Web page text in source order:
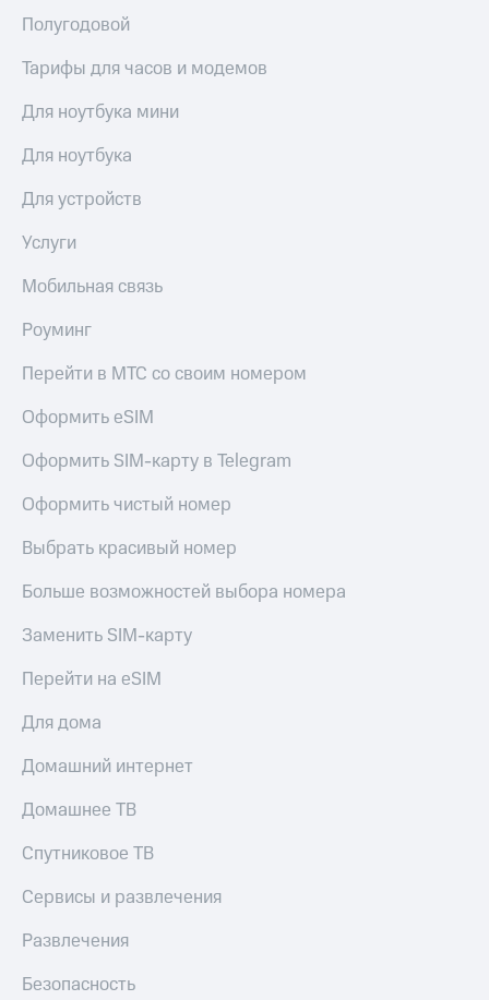
Полугодовой
Тарифы для часов и модемов
Для ноутбука мини
Для ноутбука
Для устройств
Услуги
Мобильная связь
Роуминг
Перейти в МТС со своим номером
Оформить eSIM
Оформить SIM-карту в Telegram
Оформить чистый номер
Выбрать красивый номер
Больше возможностей выбора номера
Заменить SIM-карту
Перейти на eSIM
Для дома
Домашний интернет
Домашнее ТВ
Спутниковое ТВ
Сервисы и развлечения
Развлечения
Безопасность